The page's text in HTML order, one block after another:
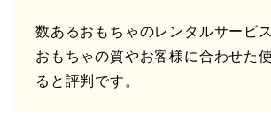
数あるおもちゃのレンタルサービ
おもちゃの質やお客様に合わせた
ると評判です。